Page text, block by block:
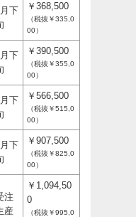
下
￥368,500
（税抜￥335,0
00）
下
￥390,500
（税抜￥355,0
00）
下
￥566,500
（税抜￥515,0
00）
下
￥907,500
（税抜￥825,0
00）
注
産
￥1,094,50
0
（税抜￥995,0